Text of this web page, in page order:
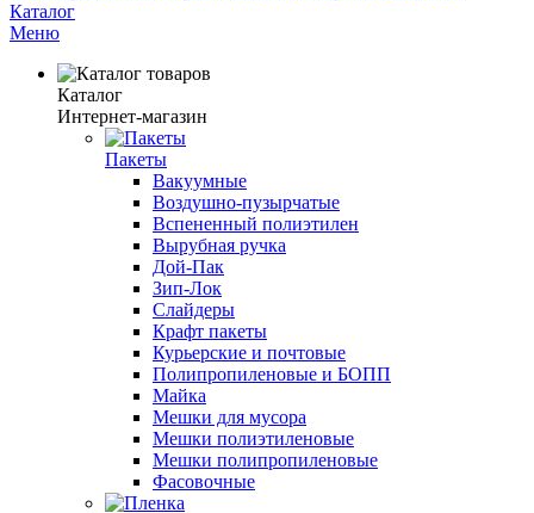
Каталог
Меню
Каталог
Интернет-магазин
Пакеты
Вакуумные
Воздушно-пузырчатые
Вспененный полиэтилен
Вырубная ручка
Дой-Пак
Зип-Лок
Слайдеры
Крафт пакеты
Курьерские и почтовые
Полипропиленовые и БОПП
Майка
Мешки для мусора
Мешки полиэтиленовые
Мешки полипропиленовые
Фасовочные